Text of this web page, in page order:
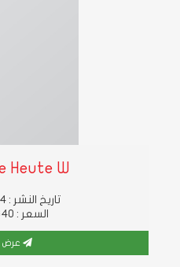
Heute W...
تاريخ النشر : 2014-06-06
السعر : 33640 ل.س
عرض